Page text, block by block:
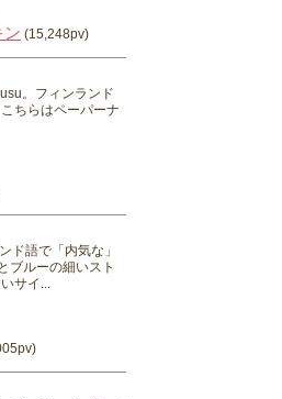
ン (15,248pv)
。フィンランド
ちらはペーパーナ
ド語で「内気な」
ブルーの細いスト
サイ...